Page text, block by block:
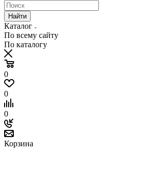
Найти
Каталог
По всему сайту
По каталогу
0
0
0
Корзина